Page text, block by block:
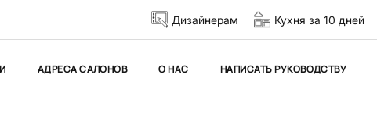
Дизайнерам Кухня за 10 дней
АДРЕСА САЛОНОВ О НАС НАПИСАТЬ РУКОВОДСТВУ